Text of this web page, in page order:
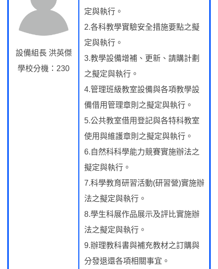
設備組長 洪英傑
學校分機：230
定與執行。
2.各科教學實驗安全措施要點之擬
定與執行。
3.教學設備增補、更新、請購計劃
之擬定與執行。
4.管理班級教室設備與各項教學設
備借用管理章則之擬定與執行。
5.公共教室借用登記與各特科教室
使用與維護章則之擬定與執行。
6.自然科科學能力競賽實施辦法之
擬定與執行。
7.科學教育研習活動(研習營)實施辦
法之擬定與執行。
8.學生科展作品展示及評比實施辦
法之擬定與執行。
9.辦理教科書與補充教材之訂購與
分發退還各項相關事宜。